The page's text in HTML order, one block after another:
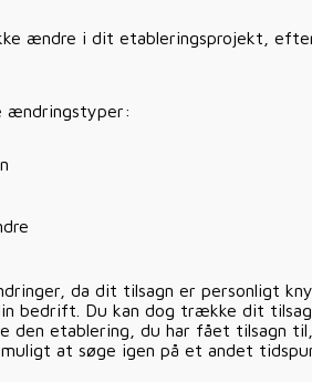
ændre i dit etableringsprojekt,
ændringstyper:
da dit tilsagn er personligt
bedrift. Du kan dog trække dit
den etablering, du har fået tilsagn
at søge igen på et andet